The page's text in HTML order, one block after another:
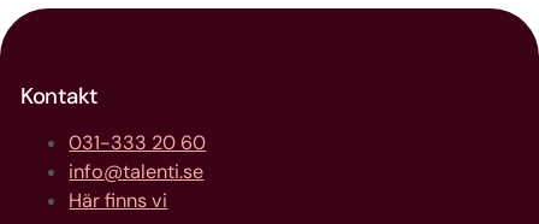
Kontakt
031-333 20 60
info@talenti.se
Här finns vi